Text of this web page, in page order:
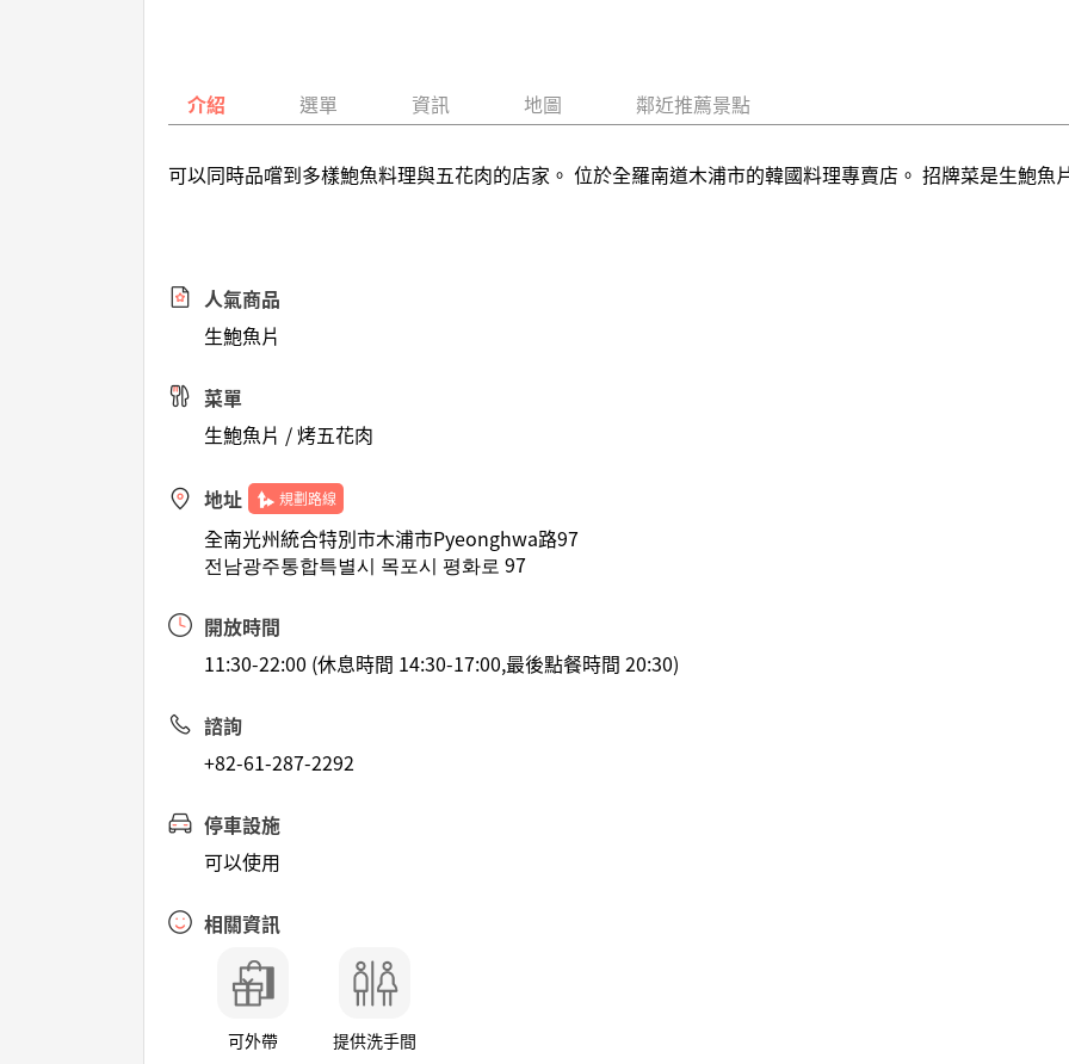
介紹 選單 資訊 地圖 鄰近推薦景點
可以同時品嚐到多樣鮑魚料理與五花肉的店家。 位於全羅南道木浦市的韓國料理專賣店。 招牌菜是生鮑魚
人氣商品
生鮑魚片
菜單
生鮑魚片 / 烤五花肉
地址 規劃路線
全南光州統合特別市木浦市Pyeonghwa路97
전남광주통합특별시 목포시 평화로 97
開放時間
11:30-22:00 (休息時間 14:30-17:00,最後點餐時間 20:30)
諮詢
+82-61-287-2292
停車設施
可以使用
相關資訊
可外帶 提供洗手間